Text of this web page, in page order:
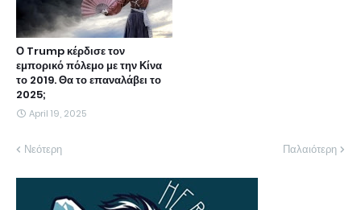
Ο Trump κέρδισε τον
εμπορικό πόλεμο με την Κίνα
το 2019. Θα το επαναλάβει το
2025;
April 19, 2025
Νεότερη Παλαιότερη